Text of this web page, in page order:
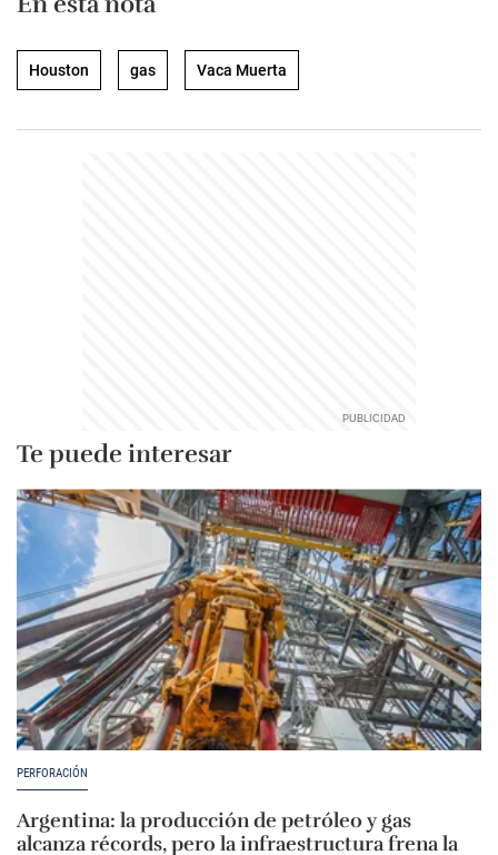
Houston gas Vaca Muerta
Te puede interesar
PERFORACIÓN
Argentina: la producción de petróleo y gas
alcanza récords, pero la infraestructura frena la